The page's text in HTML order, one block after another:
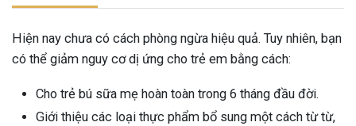
Hiện nay chưa có cách phòng ngừa hiệu quả. Tuy nhiên, bạn
có thể giảm nguy cơ dị ứng cho trẻ em bằng cách:
Cho trẻ bú sữa mẹ hoàn toàn trong 6 tháng đầu đời.
Giới thiệu các loại thực phẩm bổ sung một cách từ từ,